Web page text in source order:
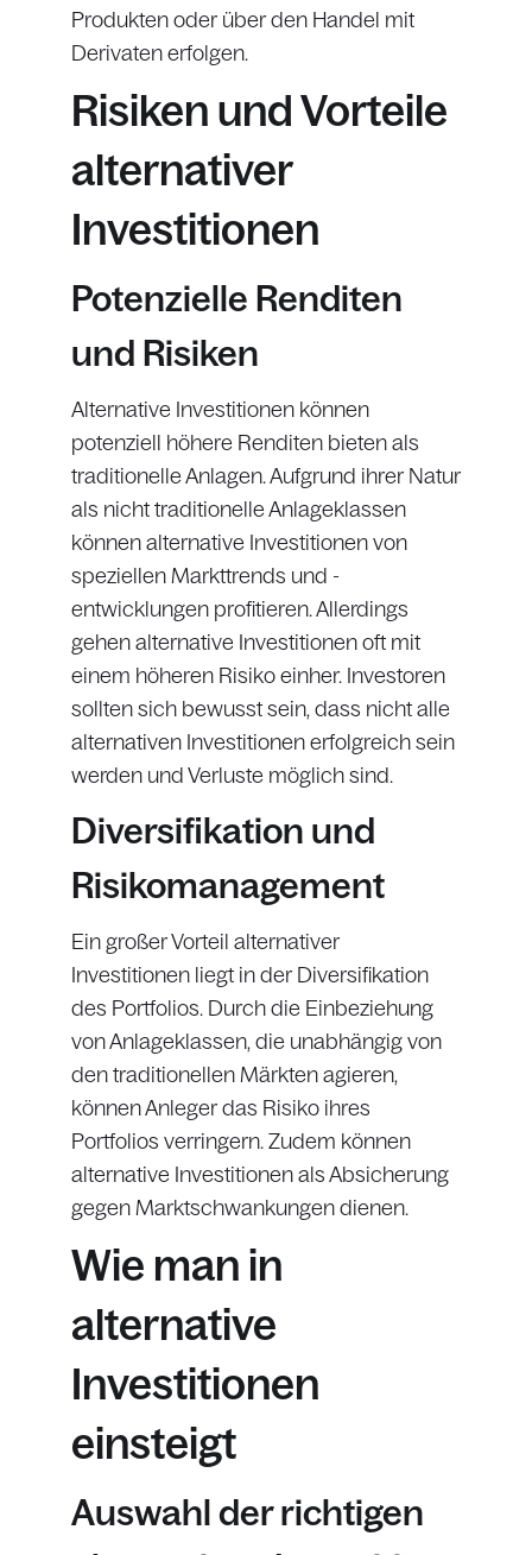
Produkten oder über den Handel mit
Derivaten erfolgen.
Risiken und Vorteile
alternativer
Investitionen
Potenzielle Renditen
und Risiken
Alternative Investitionen können
potenziell höhere Renditen bieten als
traditionelle Anlagen. Aufgrund ihrer Natur
als nicht traditionelle Anlageklassen
können alternative Investitionen von
speziellen Markttrends und -
entwicklungen profitieren. Allerdings
gehen alternative Investitionen oft mit
einem höheren Risiko einher. Investoren
sollten sich bewusst sein, dass nicht alle
alternativen Investitionen erfolgreich sein
werden und Verluste möglich sind.
Diversifikation und
Risikomanagement
Ein großer Vorteil alternativer
Investitionen liegt in der Diversifikation
des Portfolios. Durch die Einbeziehung
von Anlageklassen, die unabhängig von
den traditionellen Märkten agieren,
können Anleger das Risiko ihres
Portfolios verringern. Zudem können
alternative Investitionen als Absicherung
gegen Marktschwankungen dienen.
Wie man in
alternative
Investitionen
einsteigt
Auswahl der richtigen